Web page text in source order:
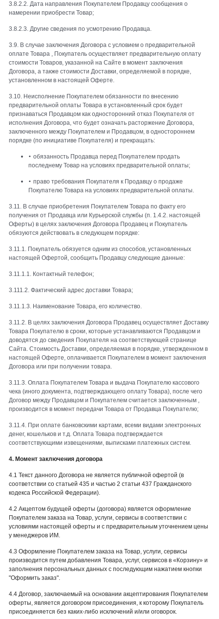
3.8.2.2. Дата направления Покупателем Продавцу сообщения о
намерении приобрести Товар;
3.8.2.3. Другие сведения по усмотрению Продавца.
3.9. В случае заключения Договора с условием о предварительной
оплате Товара , Покупатель осуществляет предварительную оплату
стоимости Товаров, указанной на Сайте в момент заключения
Договора, а также стоимости Доставки, определяемой в порядке,
установленном в настоящей Оферте.
3.10. Неисполнение Покупателем обязанности по внесению
предварительной оплаты Товара в установленный срок будет
признаваться Продавцом как односторонний отказ Покупателя от
исполнения Договора, что будет означать расторжение Договора,
заключенного между Покупателем и Продавцом, в одностороннем
порядке (по инициативе Покупателя) и прекращать:
• обязанность Продавца перед Покупателем продать
последнему Товар на условиях предварительной оплаты;
• право требования Покупателя к Продавцу о продаже
Покупателю Товара на условиях предварительной оплаты.
3.11. В случае приобретения Покупателем Товара по факту его
получения от Продавца или Курьерской службы (п. 1.4.2. настоящей
Оферты) в целях заключения Договора Продавец и Покупатель
обязуются действовать в следующем порядке:
3.11.1. Покупатель обязуется одним из способов, установленных
настоящей Офертой, сообщить Продавцу следующие данные:
3.11.1.1. Контактный телефон;
3.111.2. Фактический адрес доставки Товара;
3.11.1.3. Наименование Товара, его количество.
3.11.2. В целях заключения Договора Продавец осуществляет Доставку
Товара Покупателю в сроки, которые устанавливаются Продавцом и
доводятся до сведения Покупателя на соответствующей странице
Сайта. Стоимость Доставки, определяемая в порядке, утвержденном в
настоящей Оферте, оплачивается Покупателем в момент заключения
Договора или при получении товара.
3.11.3. Оплата Покупателем Товара и выдача Покупателю кассового
чека (иного документа, подтверждающего оплату Товара), после чего
Договор между Продавцом и Покупателем считается заключенным ,
производится в момент передачи Товара от Продавца Покупателю;
3.11.4. При оплате банковскими картами, всеми видами электронных
денег, кошельков и т.д. Оплата Товара подтверждается
соответствующими извещениями, выписками платежных систем.
4. Момент заключения договора
4.1 Текст данного Договора не является публичной офертой (в
соответствии со статьей 435 и частью 2 статьи 437 Гражданского
кодекса Российской Федерации).
4.2 Акцептом будущей оферты (договора) является оформление
Покупателем заказа на Товар, услуги, сервисы в соответствии с
условиями настоящей оферты и с предварительным уточнением цены
у менеджеров ИМ.
4.3 Оформление Покупателем заказа на Товар, услуги, сервисы
производится путем добавления Товара, услуг, сервисов в «Корзину» и
заполнения персональных данных с последующим нажатием кнопки
"Оформить заказ".
4.4 Договор, заключаемый на основании акцептирования Покупателем
оферты, является договором присоединения, к которому Покупатель
присоединяется без каких-либо исключений и/или оговорок.